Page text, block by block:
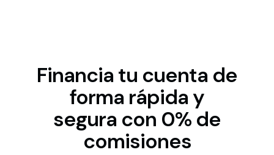
Financia tu cuenta de
forma rápida y
segura con 0% de
comisiones